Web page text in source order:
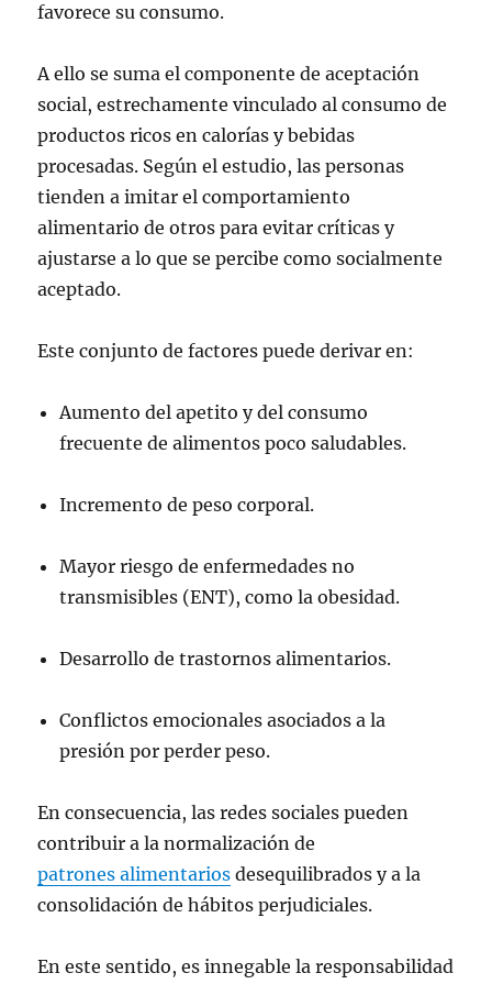
favorece su consumo.
A ello se suma el componente de aceptación
social, estrechamente vinculado al consumo de
productos ricos en calorías y bebidas
procesadas. Según el estudio, las personas
tienden a imitar el comportamiento
alimentario de otros para evitar críticas y
ajustarse a lo que se percibe como socialmente
aceptado.
Este conjunto de factores puede derivar en:
Aumento del apetito y del consumo
frecuente de alimentos poco saludables.
Incremento de peso corporal.
Mayor riesgo de enfermedades no
transmisibles (ENT), como la obesidad.
Desarrollo de trastornos alimentarios.
Conflictos emocionales asociados a la
presión por perder peso.
En consecuencia, las redes sociales pueden
contribuir a la normalización de
patrones alimentarios desequilibrados y a la
consolidación de hábitos perjudiciales.
En este sentido, es innegable la responsabilidad